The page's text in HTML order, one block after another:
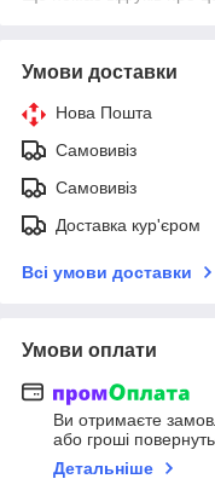
Умови доставки
Нова Пошта
Самовивіз
Самовивіз
Доставка кур'єром
Всі умови доставки
Умови оплати
Ви отримаєте
або гроші
Детальніше